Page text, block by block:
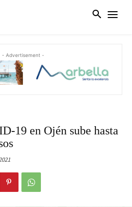
- Advertisement -
19 en Ojén sube hasta